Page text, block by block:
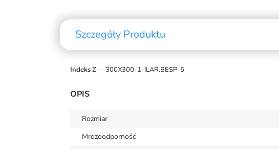
Szczegóły Produktu
IndeksZ---300X300-1-ILAR.BESP-5
OPIS
Rozmiar
Mrozoodporność